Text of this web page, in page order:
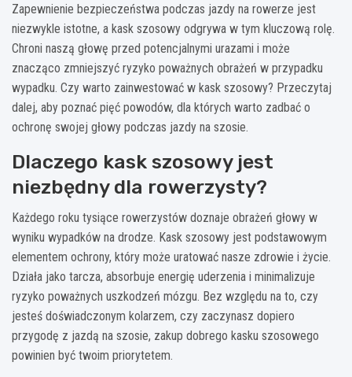
Zapewnienie bezpieczeństwa podczas jazdy na rowerze jest
niezwykle istotne, a kask szosowy odgrywa w tym kluczową rolę.
Chroni naszą głowę przed potencjalnymi urazami i może
znacząco zmniejszyć ryzyko poważnych obrażeń w przypadku
wypadku. Czy warto zainwestować w kask szosowy? Przeczytaj
dalej, aby poznać pięć powodów, dla których warto zadbać o
ochronę swojej głowy podczas jazdy na szosie.
Dlaczego kask szosowy jest
niezbędny dla rowerzysty?
Każdego roku tysiące rowerzystów doznaje obrażeń głowy w
wyniku wypadków na drodze. Kask szosowy jest podstawowym
elementem ochrony, który może uratować nasze zdrowie i życie.
Działa jako tarcza, absorbuje energię uderzenia i minimalizuje
ryzyko poważnych uszkodzeń mózgu. Bez względu na to, czy
jesteś doświadczonym kolarzem, czy zaczynasz dopiero
przygodę z jazdą na szosie, zakup dobrego kasku szosowego
powinien być twoim priorytetem.